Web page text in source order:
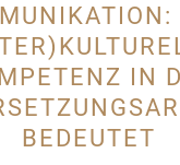
IN
BEDEUTET